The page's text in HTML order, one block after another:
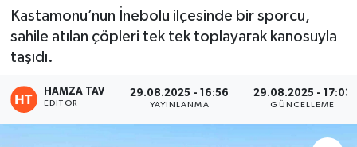
Kastamonu’nun İnebolu ilçesinde bir sporcu,
sahile atılan çöpleri tek tek toplayarak kanosuyla
taşıdı.
HAMZA TAV
EDITÖR
29.08.2025 - 16:56
YAYINLANMA
29.08.2025 - 17:03
GÜNCELLEME
Siyaset
Eğitim
Teknoloji